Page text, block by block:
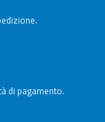
di pagamento.